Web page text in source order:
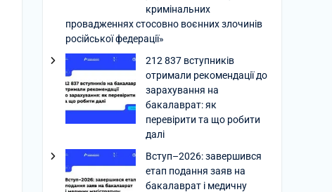
кримінальних
провадженнях стосовно воєнних злочинів
російської федерації»
212 837 вступників
отримали рекомендації до
зарахування на
бакалаврат: як
перевірити та що робити
далі
Вступ–2026: завершився
етап подання заяв на
бакалаврат і медичну